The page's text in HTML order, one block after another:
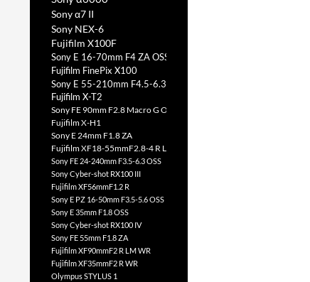
Sony α7 II
Sony NEX-6
Fujifilm X100F
Sony E 16-70mm F4 ZA OSS
Fujifilm FinePix X100
Sony E 55-210mm F4.5-6.3 OSS
Fujifilm X-T2
Sony FE 90mm F2.8 Macro G OSS
Fujifilm X-H1
Sony E 24mm F1.8 ZA
Fujifilm XF18-55mmF2.8-4 R LM OIS
Sony FE 24-240mm F3.5-6.3 OSS
Sony Cyber-shot RX100 III
Fujifilm XF56mmF1.2 R
Sony E PZ 16-50mm F3.5-5.6 OSS
Sony E 35mm F1.8 OSS
Sony Cyber-shot RX100 IV
Sony FE 55mm F1.8 ZA
Fujifilm XF90mmF2 R LM WR
Fujifilm XF35mmF2 R WR
Olympus STYLUS 1